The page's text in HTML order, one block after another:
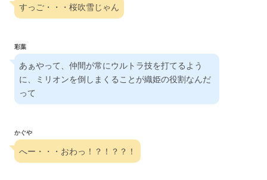
すっご・・・桜吹雪じゃん
彩葉
あぁやって、仲間が常にウルトラ技を打てるよう
に、ミリオンを倒しまくることが織姫の役割なんだ
って
かぐや
へー・・・おわっ！？！？？！